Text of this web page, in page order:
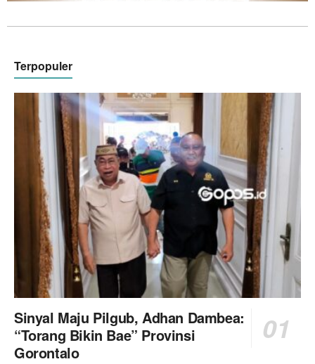
Terpopuler
Sinyal Maju Pilgub, Adhan Dambea:
“Torang Bikin Bae” Provinsi
Gorontalo